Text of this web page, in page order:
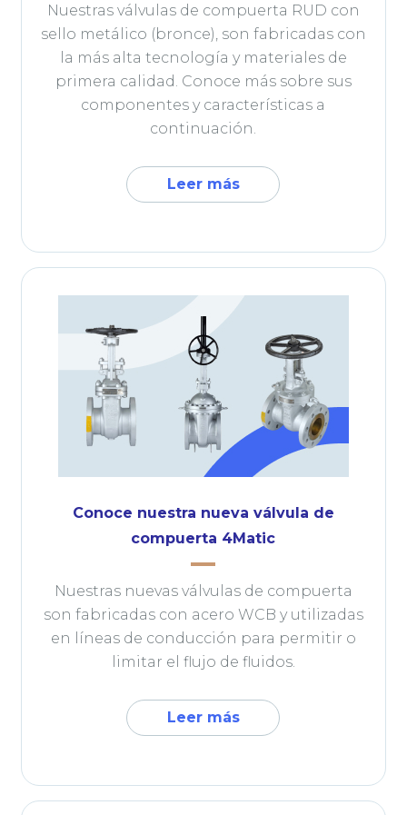
Nuestras válvulas de compuerta RUD con
sello metálico (bronce), son fabricadas con
la más alta tecnología y materiales de
primera calidad. Conoce más sobre sus
componentes y características a
continuación.
Leer más
Conoce nuestra nueva válvula de
compuerta 4Matic
Nuestras nuevas válvulas de compuerta
son fabricadas con acero WCB y utilizadas
en líneas de conducción para permitir o
limitar el flujo de fluidos.
Leer más